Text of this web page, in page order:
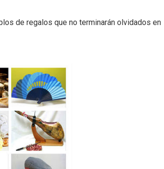
de regalos que no terminarán olvidados en